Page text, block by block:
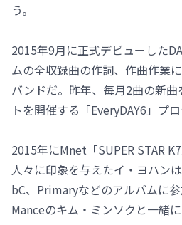
う。
2015年9月に正式デビューした
ムの全収録曲の作詞、作曲作業
バンドだ。昨年、毎月2曲の新
トを開催する「EveryDAY6」プ
2015年にMnet「SUPER STAR
人々に印象を与えたイ・ヨハン
bC、Primaryなどのアルバムに
Manceのキム・ミンソクと一緒